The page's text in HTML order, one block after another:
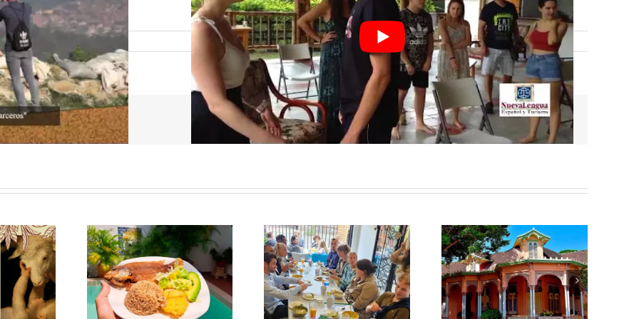
Facebook
TwitterRedditLinkedInTumblrPinterest
Vk Email
a Cartagena de
de pescado
frito
El Ajiaco. Bienvenidos a
Bogotá
Descubre Por Qué Manga
es el Barrio ideal para
personas que buscan vivir
como locales en estadías
largas y medianas en